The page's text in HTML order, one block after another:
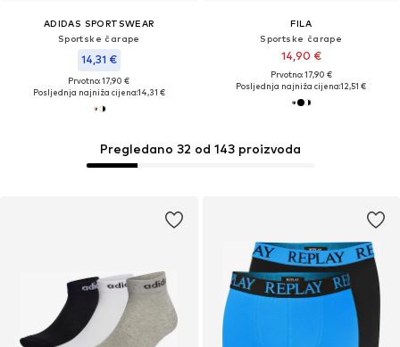
ADIDAS SPORTSWEAR
Sportske čarape
14,31 €
Prvotno: 17,90 €
Posljednja najniža cijena:14,31 €
FILA
Sportske čarape
14,90 €
Prvotno: 17,90 €
Posljednja najniža cijena:12,51 €
Pregledano 32 od 143 proizvoda